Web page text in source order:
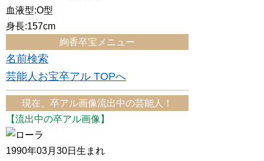
血液型:O型
身長:157cm
絢香卒宝メニュー
名前検索
芸能人お宝卒アル TOPへ
現在、卒アル画像流出中の芸能人！
【流出中の卒アル画像】
ローラ
1990年03月30日生まれ